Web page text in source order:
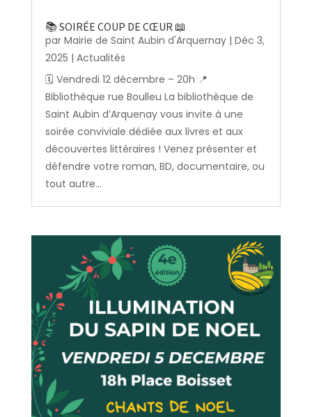
📚 SOIRÉE COUP DE CŒUR 📖
par Mairie de Saint Aubin d'Arquernay| Déc 3,
2025 | Actualités
🗓️ Vendredi 12 décembre – 20h 📍
Bibliothèque rue Boulleu La bibliothèque de
Saint Aubin d’Arquenay vous invite à une
soirée conviviale dédiée aux livres et aux
découvertes littéraires ! Venez présenter et
défendre votre roman, BD, documentaire, ou
tout autre...